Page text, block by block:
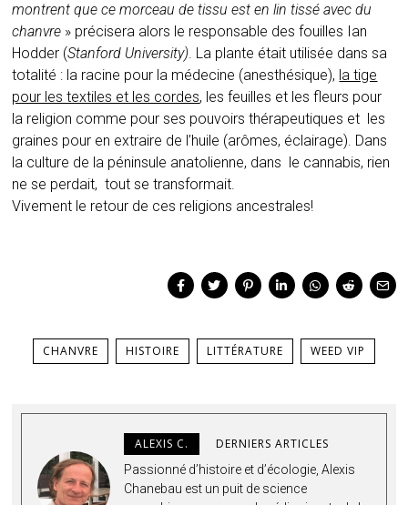
montrent que ce morceau de tissu est en lin tissé avec du
chanvre » précisera alors le responsable des fouilles Ian
Hodder (Stanford University). La plante était utilisée dans sa
totalité : la racine pour la médecine (anesthésique), la tige
pour les textiles et les cordes, les feuilles et les fleurs pour
la religion comme pour ses pouvoirs thérapeutiques et les
graines pour en extraire de l’huile (arômes, éclairage). Dans
la culture de la péninsule anatolienne, dans le cannabis, rien
ne se perdait, tout se transformait.
Vivement le retour de ces religions ancestrales!
CHANVRE HISTOIRE LITTÉRATURE WEED VIP
ALEXIS C. DERNIERS ARTICLES
Passionné d’histoire et d’écologie, Alexis
Chanebau est un puit de science